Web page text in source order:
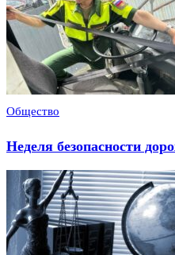
Общество
Неделя безопасности